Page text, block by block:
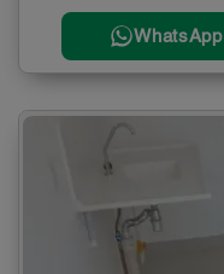
WhatsApp